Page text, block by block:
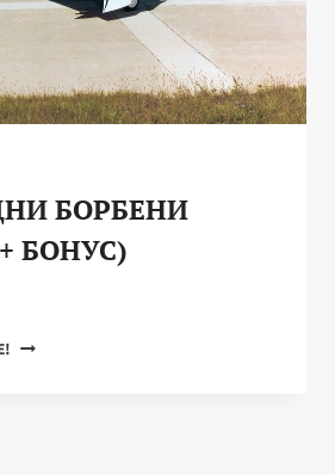
БОРБЕНИ
БОНУС)
10